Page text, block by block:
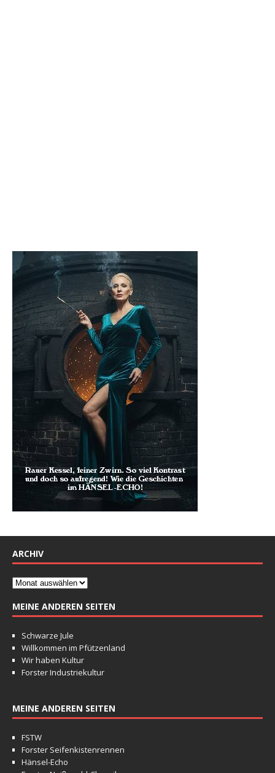
ARCHIV
MEINE ANDEREN SEITEN
Schwarze Jule
Willkommen im Pfützenland
Wir haben Kultur
Forster Industriekultur
MEINE ANDEREN SEITEN
FSTW
Forster Seifenkistenrennen
Hänsel-Echo